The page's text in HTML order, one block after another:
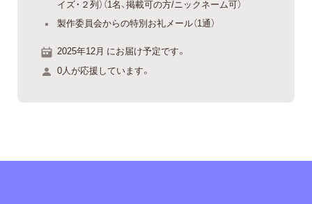
イズ・２列）（1名、掲載可の方/ニックネーム可）
製作委員会からの特別お礼メール（1通）
2025年12月 にお届け予定です。
0人が応援しています。